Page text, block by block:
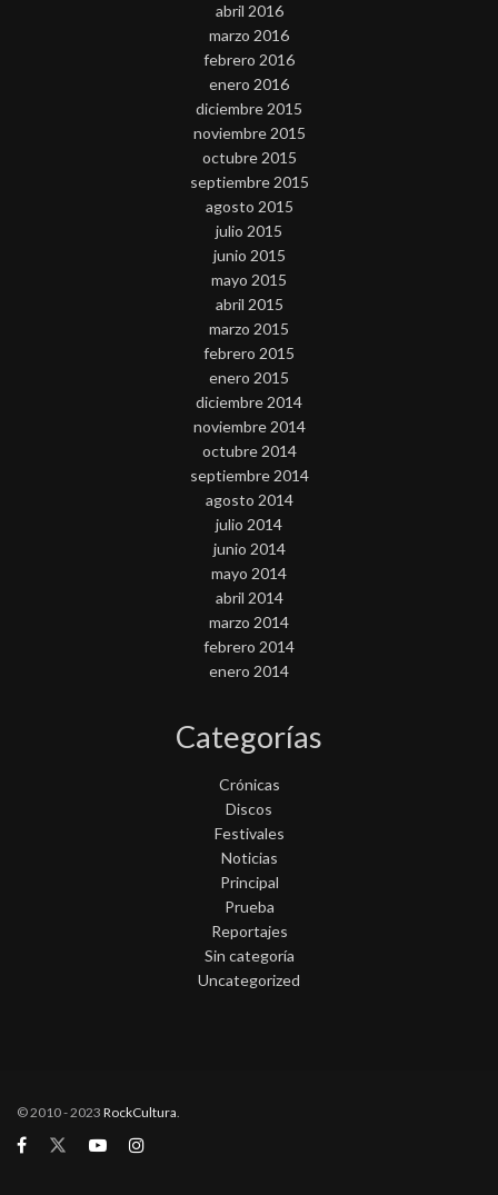
abril 2016
marzo 2016
febrero 2016
enero 2016
diciembre 2015
noviembre 2015
octubre 2015
septiembre 2015
agosto 2015
julio 2015
junio 2015
mayo 2015
abril 2015
marzo 2015
febrero 2015
enero 2015
diciembre 2014
noviembre 2014
octubre 2014
septiembre 2014
agosto 2014
julio 2014
junio 2014
mayo 2014
abril 2014
marzo 2014
febrero 2014
enero 2014
Categorías
Crónicas
Discos
Festivales
Noticias
Principal
Prueba
Reportajes
Sin categoría
Uncategorized
© 2010 - 2023 RockCultura